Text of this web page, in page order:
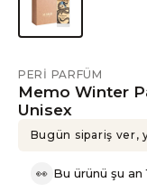
PERI PARFÜM
Memo Winter
Unisex
Bugün sipariş ver,
👀 Bu ürünü şu an